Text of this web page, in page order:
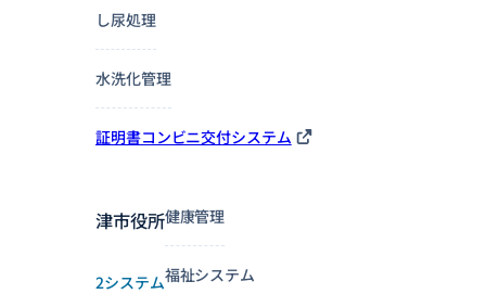
し尿処理
水洗化管理
証明書コンビニ交付システム
津市役所
2システム
健康管理
福祉システム